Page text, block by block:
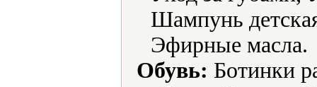
Шампунь
Эфирные масла.
Обувь: Ботинки